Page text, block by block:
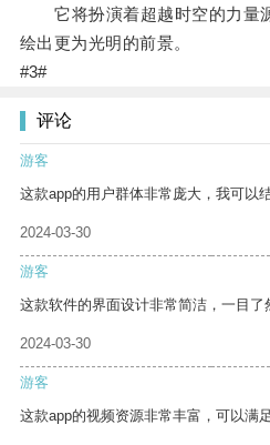
它将扮演着超越时空的力量
绘出更为光明的前景。
#3#
评论
游客
这款app的用户群体非常庞大，我可以
2024-03-30
游客
这款软件的界面设计非常简洁，一目了
2024-03-30
游客
这款app的视频资源非常丰富，可以满